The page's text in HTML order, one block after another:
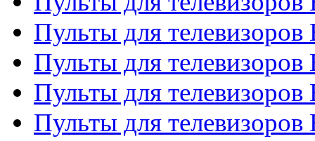
Пульты для телевизоров
Пульты для телевизоров
Пульты для телевизоров
Пульты для телевизоров